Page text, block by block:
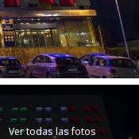
Ver todas las fotos